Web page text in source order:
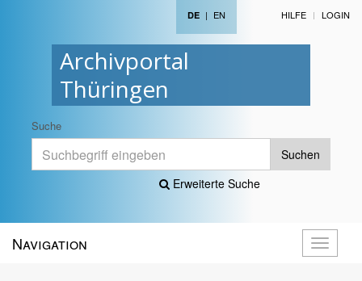
Archivportal
Thüringen
DE | EN HILFE LOGIN
Suche
Suchen
Erweiterte Suche
öffnen
Navigation